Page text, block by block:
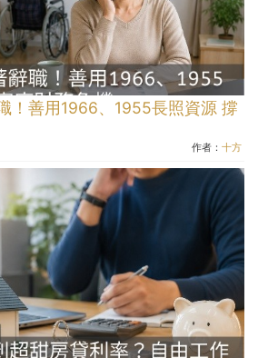
！善用1966、1955長照資源 撐
作者： 十方